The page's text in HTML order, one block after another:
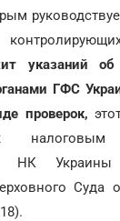
указаний об
ГФС
проверок,
НК
Суда